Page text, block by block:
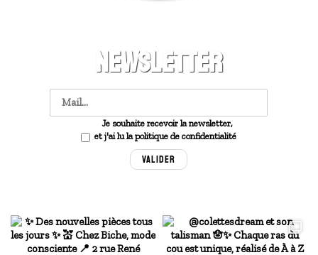
NEWSLETTER
Je souhaite recevoir la newsletter,
et j'ai lu la politique de confidentialité